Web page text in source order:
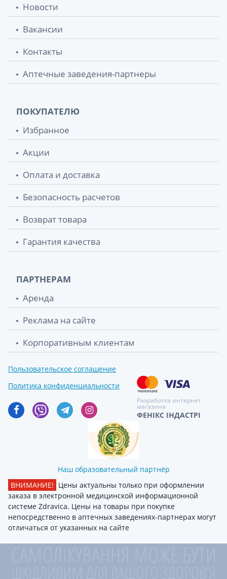
Новости
Вакансии
Контакты
Аптечные заведения-партнеры
ПОКУПАТЕЛЮ
Избранное
Акции
Оплата и доставка
Безопасность расчетов
Возврат товара
Гарантия качества
ПАРТНЕРАМ
Аренда
Реклама на сайте
Корпоративным клиентам
Пользовательское соглашение
Политика конфиденциальности
Разработка интернет
магазина
ФЕНІКС ІНДАСТРІ
Наш образовательный партнёр
ВНИМАНИЕ! Цены актуальны только при оформлении
заказа в электронной медицинской информационной
системе Zdravica. Цены на товары при покупке
непосредственно в аптечных заведениях-партнерах могут
отличаться от указанных на сайте